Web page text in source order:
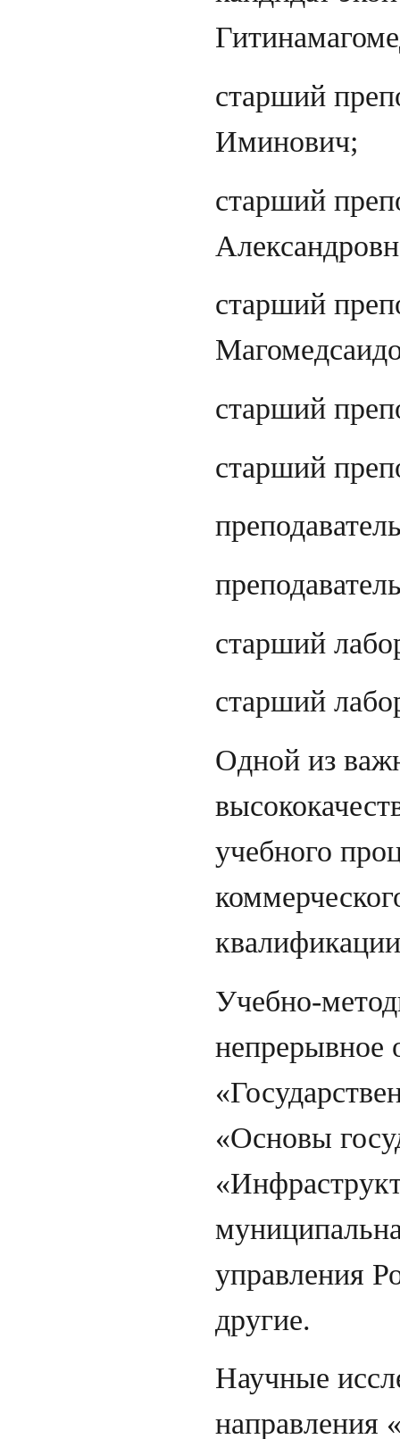
старший
Иминович;
старший
старший
старший
старший
старший
старший
Одной из
учебного
Учебно-
непрерывное
«Основы
управления
другие.
Научные
направления